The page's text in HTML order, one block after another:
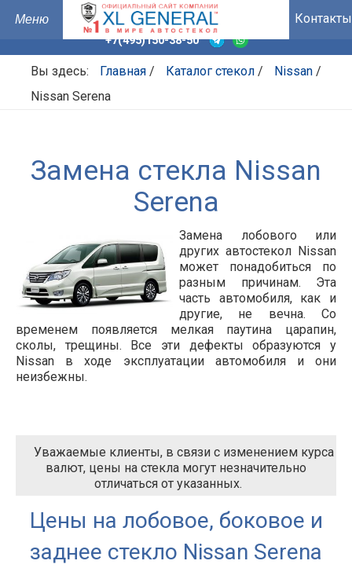
Контакты
+7(495)150-38-50
Вы здесь: Главная / Каталог стекол / Nissan /
Nissan Serena
Замена стекла Nissan
Serena
Замена лобового или
других автостекол Nissan
может понадобиться по
разным причинам. Эта
часть автомобиля, как и
другие, не вечна. Со
временем появляется мелкая паутина царапин,
сколы, трещины. Все эти дефекты образуются у
Nissan в ходе эксплуатации автомобиля и они
неизбежны.
Уважаемые клиенты, в связи с изменением курса
валют, цены на стекла могут незначительно
отличаться от указанных.
Цены на лобовое, боковое и
заднее стекло Nissan Serena